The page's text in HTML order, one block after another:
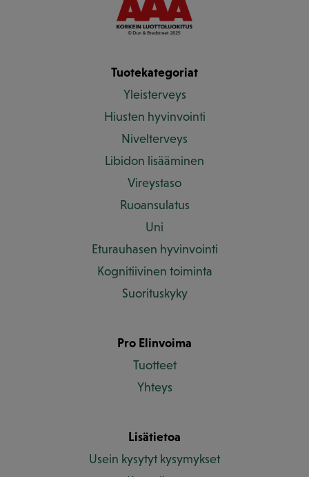
Tuotekategoriat
Yleisterveys
Hiusten hyvinvointi
Nivelterveys
Libidon lisääminen
Vireystaso
Ruoansulatus
Uni
Eturauhasen hyvinvointi
Kognitiivinen toiminta
Suorituskyky
Pro Elinvoima
Tuotteet
Yhteys
Lisätietoa
Usein kysytyt kysymykset